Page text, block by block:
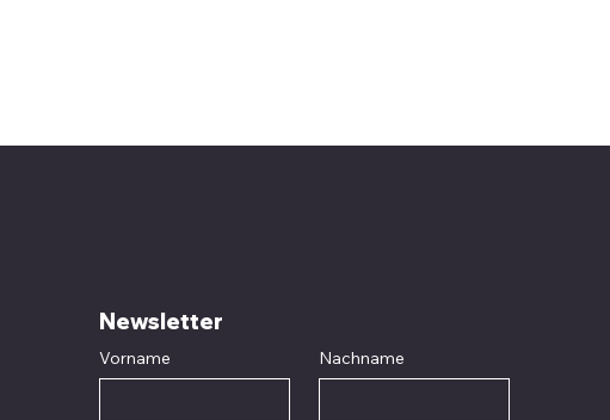
Newsletter
Vorname Nachname